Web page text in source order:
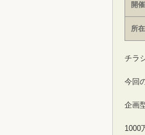
開
所
チラ
今回
企画
1000